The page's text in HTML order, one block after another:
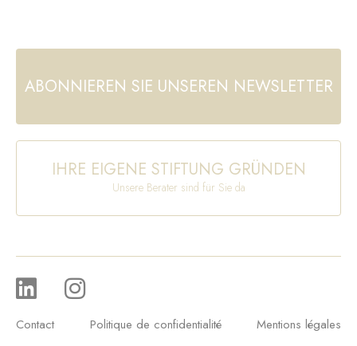
ABONNIEREN SIE UNSEREN NEWSLETTER
IHRE EIGENE STIFTUNG GRÜNDEN
Unsere Berater sind für Sie da
Contact Politique de confidentialité Mentions légales